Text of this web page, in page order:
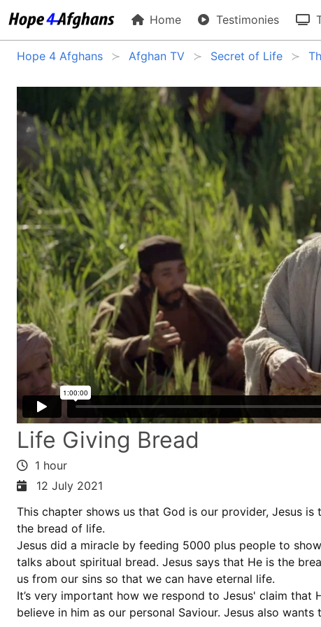
Home Testimonies
Hope 4 Afghans Afghan TV Secret of Life
Life Giving Bread
1 hour
12 July 2021
This chapter shows us that God is our provider, Jesus
the bread of life.
Jesus did a miracle by feeding 5000 plus people to
talks about spiritual bread. Jesus says that He is the
us from our sins so that we can have eternal life.
It’s very important how we respond to Jesus' claim that
believe in him as our personal Saviour. Jesus also